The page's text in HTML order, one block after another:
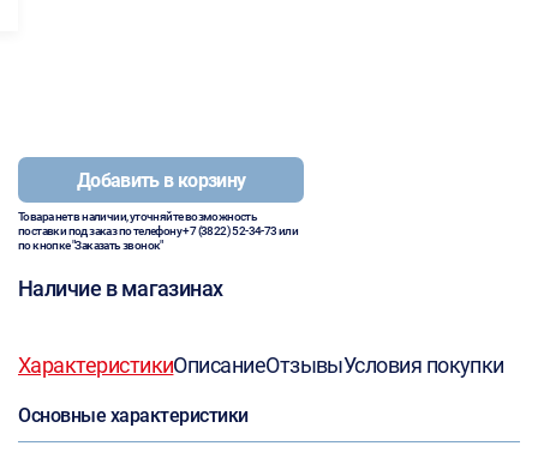
Добавить в корзину
Товара нет в наличии, уточняйте возможность
поставки под заказ по телефону+7 (3822) 52-34-73или
по кнопке "Заказать звонок"
Наличие в магазинах
ХарактеристикиОписаниеОтзывыУсловия покупки
Основные характеристики